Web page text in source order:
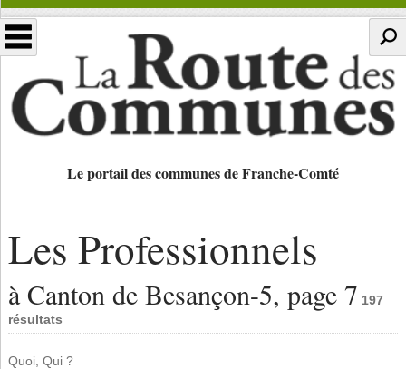
Le portail des communes de Franche-Comté
Les Professionnels
à Canton de Besançon-5, page 7 197
résultats
Quoi, Qui ?